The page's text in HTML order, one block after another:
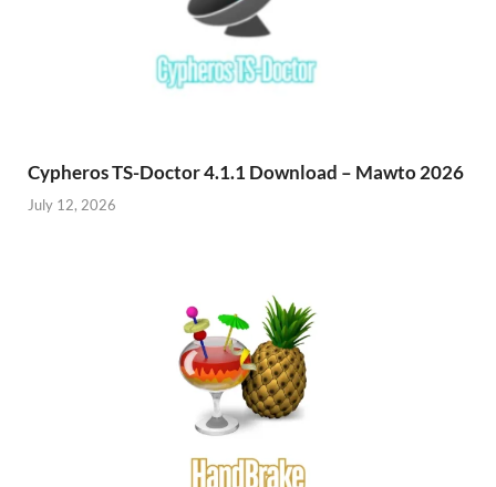
Cypheros TS-Doctor 4.1.1 Download – Mawto 2026
July 12, 2026